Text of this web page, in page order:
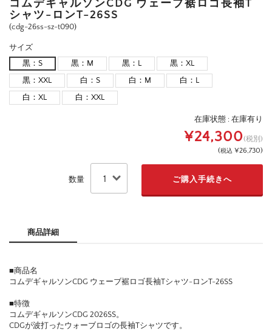
コムデギャルソンCDG ウェーブ裾ロゴ長袖T
シャツ-ロンT-26SS
(cdg-26ss-sz-t090)
サイズ
黒：S
黒：M 黒：L
黒：XL
黒：XXL
白：S 白：M
白：L
白：XL
白：XXL
在庫状態 : 在庫有り
¥24,300(税別)
(税込 ¥26,730)
数量
商品詳細
■商品名
コムデギャルソンCDG ウェーブ裾ロゴ長袖Tシャツ-ロンT-26SS
■特徴
コムデギャルソンCDG 2026SS。
CDGが波打ったウォーブロゴの長袖Tシャツです。